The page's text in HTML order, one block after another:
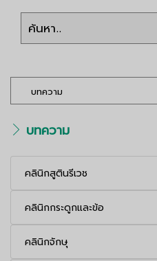
บทความ
คลินิกสูตินรีเวช
คลินิกกระดูกและข้อ
คลินิกจักษุ